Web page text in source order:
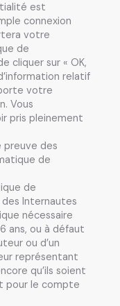
est
connexion
votre
de
cliquer sur « OK,
relatif
votre
Vous
pris pleinement
preuve des
de
de
Internautes
nécessaire
ans, ou à défaut
ou d’un
représentant
qu’ils soient
pour le compte